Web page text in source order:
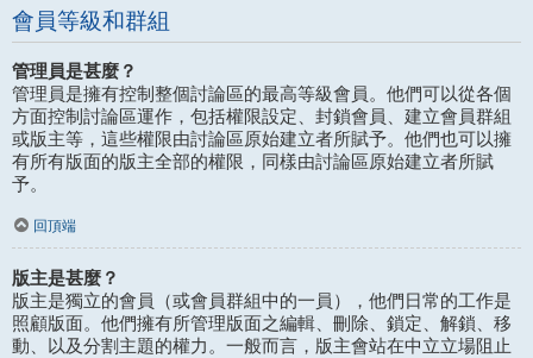
會員等級和群組
管理員是甚麼？
管理員是擁有控制整個討論區的最高等級會員。他們可以從各個
方面控制討論區運作，包括權限設定、封鎖會員、建立會員群組
或版主等，這些權限由討論區原始建立者所賦予。他們也可以擁
有所有版面的版主全部的權限，同樣由討論區原始建立者所賦
予。
回頂端
版主是甚麼？
版主是獨立的會員（或會員群組中的一員），他們日常的工作是
照顧版面。他們擁有所管理版面之編輯、刪除、鎖定、解鎖、移
動、以及分割主題的權力。一般而言，版主會站在中立立場阻止